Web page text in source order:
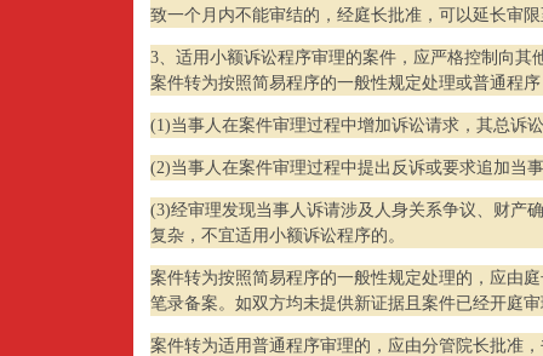
致一个月内不能审结的，经庭长批准，可以延长审
3、适用小额诉讼程序审理的案件，应严格控制向其
案件转为按照简易程序的一般性规定处理或普通程
(1)当事人在案件审理过程中增加诉讼请求，其总诉
(2)当事人在案件审理过程中提出反诉或要求追加当
(3)经审理发现当事人诉请涉及人身关系争议、财产
复杂，不宜适用小额诉讼程序的。
案件转为按照简易程序的一般性规定处理的，应由
笔录备案。如双方均未提供新证据且案件已经开庭
案件转为适用普通程序审理的，应由分管院长批准